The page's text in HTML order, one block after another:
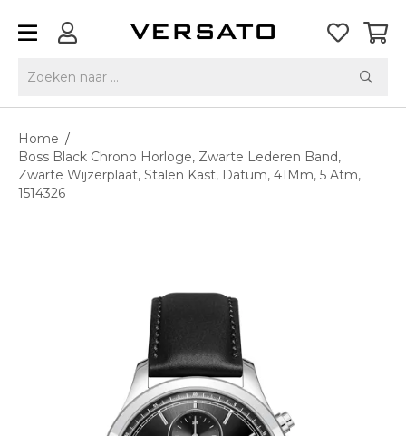
Home /
Boss Black Chrono Horloge, Zwarte Lederen Band,
Zwarte Wijzerplaat, Stalen Kast, Datum, 41Mm, 5 Atm,
1514326